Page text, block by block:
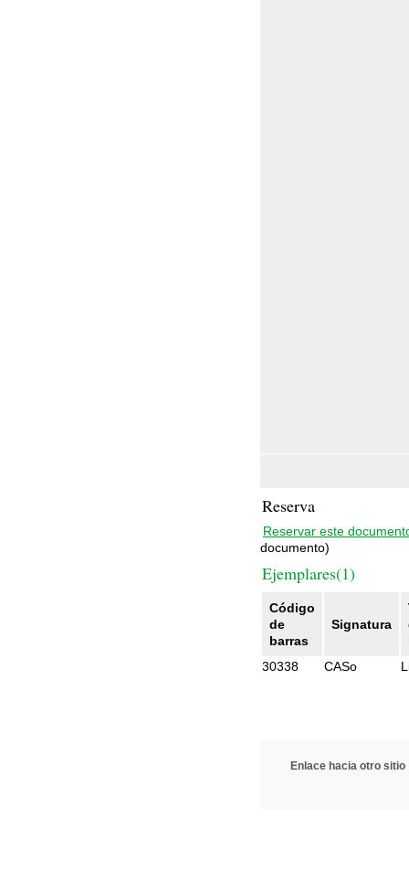
Reserva
Reservar este
documento)
Ejemplares(1)
Código
de
barras
Signatura
30338
CASo
Enlace hacia otro sitio